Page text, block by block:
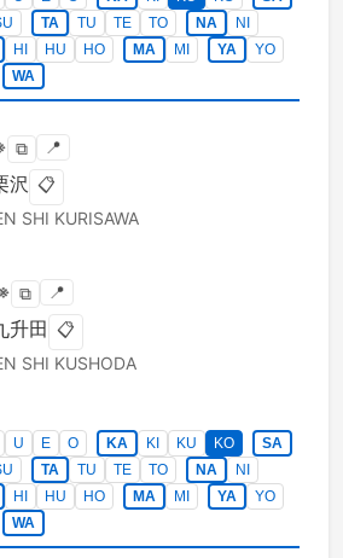
TA TU TE TO NA
NI
HI HU HO MA MI YA
YO
WA
⧉ 📍
沢 📋
SHI KURISAWA
⧉ 📍
升田 📋
SHI KUSHODA
U E O KA KI KU KO
SA
TA TU TE TO NA
NI
HI HU HO MA MI YA
YO
WA